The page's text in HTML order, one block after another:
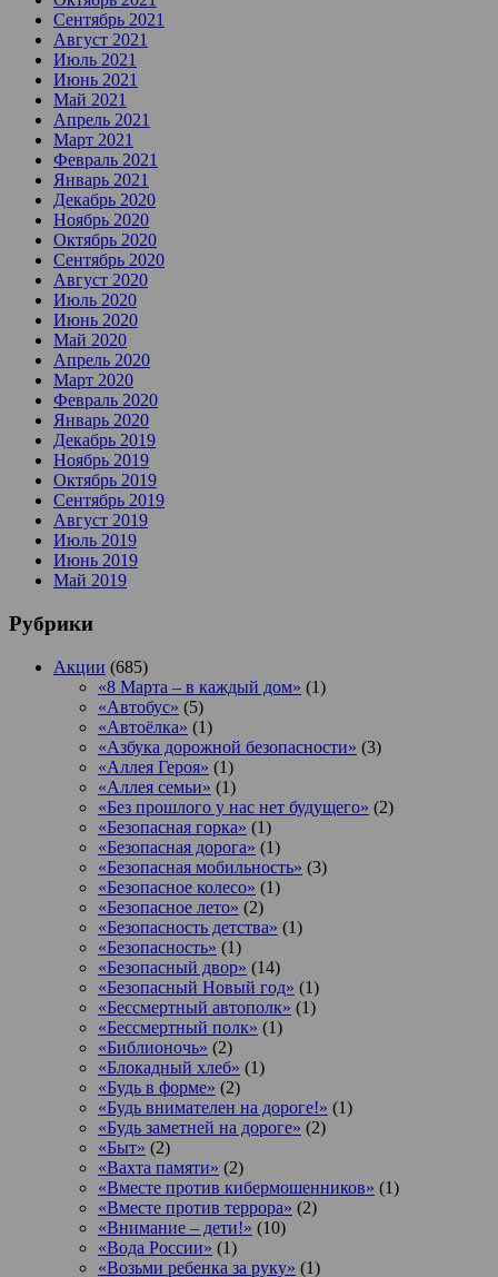
Сентябрь 2021
Август 2021
Июль 2021
Июнь 2021
Май 2021
Апрель 2021
Март 2021
Февраль 2021
Январь 2021
Декабрь 2020
Ноябрь 2020
Октябрь 2020
Сентябрь 2020
Август 2020
Июль 2020
Июнь 2020
Май 2020
Апрель 2020
Март 2020
Февраль 2020
Январь 2020
Декабрь 2019
Ноябрь 2019
Октябрь 2019
Сентябрь 2019
Август 2019
Июль 2019
Июнь 2019
Май 2019
Рубрики
Акции (685)
«8 Марта – в каждый дом» (1)
«Автобус» (5)
«Автоёлка» (1)
«Азбука дорожной безопасности» (3)
«Аллея Героя» (1)
«Аллея семьи» (1)
«Без прошлого у нас нет будущего» (2)
«Безопасная горка» (1)
«Безопасная дорога» (1)
«Безопасная мобильность» (3)
«Безопасное колесо» (1)
«Безопасное лето» (2)
«Безопасность детства» (1)
«Безопасность» (1)
«Безопасный двор» (14)
«Безопасный Новый год» (1)
«Бессмертный автополк» (1)
«Бессмертный полк» (1)
«Библионочь» (2)
«Блокадный хлеб» (1)
«Будь в форме» (2)
«Будь внимателен на дороге!» (1)
«Будь заметней на дороге» (2)
«Быт» (2)
«Вахта памяти» (2)
«Вместе против кибермошенников» (1)
«Вместе против террора» (2)
«Внимание – дети!» (10)
«Вода России» (1)
«Возьми ребенка за руку» (1)